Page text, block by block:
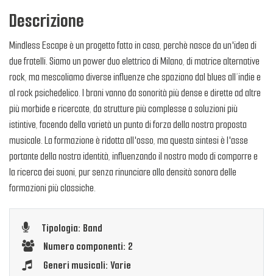
Descrizione
Mindless Escape è un progetto fatto in casa, perchè nasce da un'idea di
due fratelli. Siamo un power duo elettrico di Milano, di matrice alternative
rock, ma mescoliamo diverse influenze che spaziano dal blues all’indie e
al rock psichedelico. I brani vanno da sonorità più dense e dirette ad altre
più morbide e ricercate, da strutture più complesse a soluzioni più
istintive, facendo della varietà un punto di forza della nostra proposta
musicale. La formazione è ridotta all'osso, ma questa sintesi è l'asse
portante della nostra identità, influenzando il nostro modo di comporre e
la ricerca dei suoni, pur senza rinunciare alla densità sonora delle
formazioni più classiche.
Tipologia: Band
Numero componenti: 2
Generi musicali: Varie